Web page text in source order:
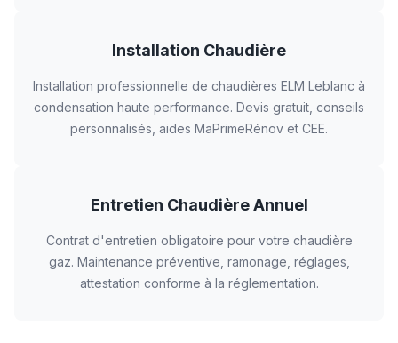
Installation Chaudière
Installation professionnelle de chaudières ELM Leblanc à
condensation haute performance. Devis gratuit, conseils
personnalisés, aides MaPrimeRénov et CEE.
Entretien Chaudière Annuel
Contrat d'entretien obligatoire pour votre chaudière
gaz. Maintenance préventive, ramonage, réglages,
attestation conforme à la réglementation.